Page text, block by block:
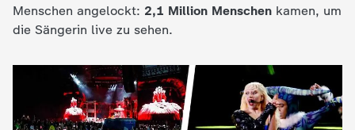
d
Menschen angelockt: 2,1 Million Menschen kamen, um
die Sängerin live zu sehen.